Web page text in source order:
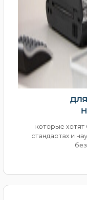
которые
стандартах и